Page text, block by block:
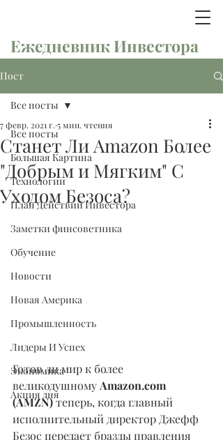
Ежедневник Инвестора
Пост
Все посты
Большая Картина
Технологии
План Действий Инвестора
Заметки финсоветника
Обучение
Новости
Новая Америка
Промышленность
Лидеры И Успех
Экономика
Акция дня
Все посты
Станет Ли Amazon Более
"Добрым и Мягким" С
Уходом Безоса?
7 февр. 2021 г. 5 мин. чтения
Готов ли мир к более
великодушному Amazon.com
(AMZN) теперь, когда главный
исполнительный директор Джефф
Безос передает бразды правления